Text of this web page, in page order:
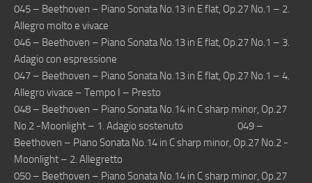
045 – Beethoven – Piano Sonata No.13 in E flat, Op.27 No.1 – 2.
Allegro molto e vivace
046 – Beethoven – Piano Sonata No.13 in E flat, Op.27 No.1 – 3.
Adagio con espressione
047 – Beethoven – Piano Sonata No.13 in E flat, Op.27 No.1 – 4.
Allegro vivace – Tempo I – Presto
048 – Beethoven – Piano Sonata No.14 in C sharp minor, Op.27
No.2 -Moonlight – 1. Adagio sostenuto 049 –
Beethoven – Piano Sonata No.14 in C sharp minor, Op.27 No.2 -
Moonlight – 2. Allegretto
050 – Beethoven – Piano Sonata No.14 in C sharp minor, Op.27